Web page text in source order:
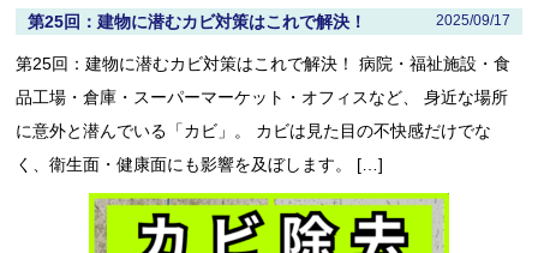
第25回：建物に潜むカビ対策はこれで解決！ 2025/09/17
第25回：建物に潜むカビ対策はこれで解決！ 病院・福祉施設・食
品工場・倉庫・スーパーマーケット・オフィスなど、 身近な場所
に意外と潜んでいる「カビ」。 カビは見た目の不快感だけでな
く、衛生面・健康面にも影響を及ぼします。 […]